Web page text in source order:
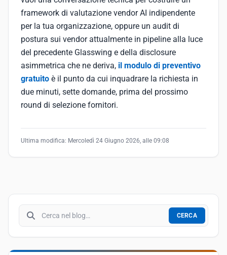
framework di valutazione vendor AI indipendente
per la tua organizzazione, oppure un audit di
postura sui vendor attualmente in pipeline alla luce
del precedente Glasswing e della disclosure
asimmetrica che ne deriva, il modulo di preventivo
gratuito è il punto da cui inquadrare la richiesta in
due minuti, sette domande, prima del prossimo
round di selezione fornitori.
Ultima modifica: Mercoledì 24 Giugno 2026, alle 09:08
Cerca nel blog
CERCA